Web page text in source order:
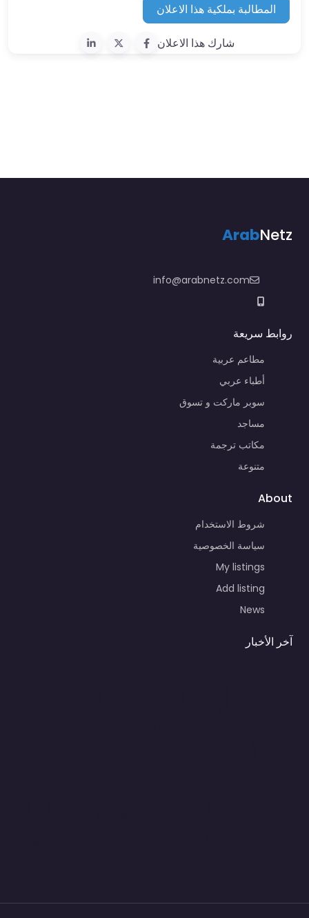
المطالبة بملكية هذا الاعلان
شارك هذا الاعلان
ArabNetz
info@arabnetz.com
روابط سريعة
مطاعم عربية
أطباء عربي
سوبر ماركت و تسوق
مساجد
مكاتب ترجمة
متنوعة
About
شروط الاستخدام
سياسة الخصوصية
My listings
Add listing
News
آخر الأخبار